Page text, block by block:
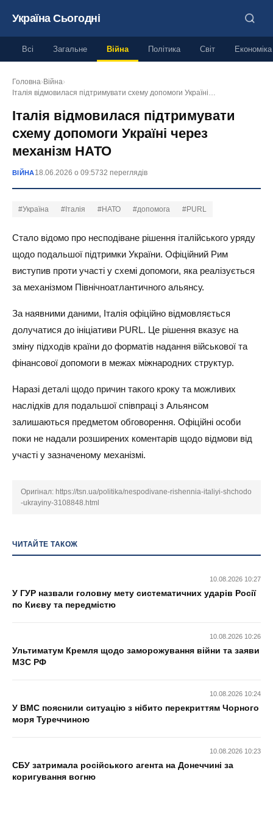
Україна Сьогодні
Всі Загальне Війна Політика Світ Економіка
Головна› Війна›
Італія відмовилася підтримувати схему допомоги Україні…
Італія відмовилася підтримувати
схему допомоги Україні через
механізм НАТО
ВІЙНА18.06.2026 о 09:5732 переглядів
#Україна #Італія #НАТО #допомога #PURL
Стало відомо про несподіване рішення італійського уряду
щодо подальшої підтримки України. Офіційний Рим
виступив проти участі у схемі допомоги, яка реалізується
за механізмом Північноатлантичного альянсу.
За наявними даними, Італія офіційно відмовляється
долучатися до ініціативи PURL. Це рішення вказує на
зміну підходів країни до форматів надання військової та
фінансової допомоги в межах міжнародних структур.
Наразі деталі щодо причин такого кроку та можливих
наслідків для подальшої співпраці з Альянсом
залишаються предметом обговорення. Офіційні особи
поки не надали розширених коментарів щодо відмови від
участі у зазначеному механізмі.
Оригінал: https://tsn.ua/politika/nespodivane-rishennia-italiyi-shchodo
-ukrayiny-3108848.html
ЧИТАЙТЕ ТАКОЖ
10.08.2026 10:27
У ГУР назвали головну мету систематичних ударів Росії
по Києву та передмістю
10.08.2026 10:26
Ультиматум Кремля щодо заморожування війни та заяви
МЗС РФ
10.08.2026 10:24
У ВМС пояснили ситуацію з нібито перекриттям Чорного
моря Туреччиною
10.08.2026 10:23
СБУ затримала російського агента на Донеччині за
коригування вогню